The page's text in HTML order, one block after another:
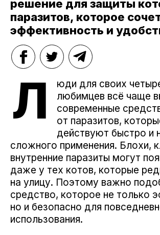
решение для защиты
паразитов, которое
эффективность и
Л
юди для своих
любимцев всё чаще
современные
от паразитов,
действуют быстро и
сложного применения. Блохи,
внутренние паразиты могут
даже у тех котов, которые
на улицу. Поэтому важно
средство, которое не только
но и безопасно для
использования.